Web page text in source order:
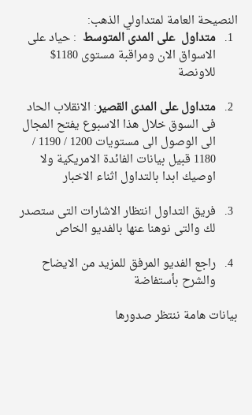
النصيحة العامة لمتداولي الذهب:
متداول  على المدى المتوسط
  : حياد على
الاسواق الان ومراقبة مستوى 1180$
للاونصة
متداول على المدى القصير: الانقلاب الحاد
فى السوق خلال هذا الاسبوع يفتح المجال
الى الوصول الى مستويات 1200 / 1190 /
1180 قبيل بيانات الفائدة الامريكية ولا
اوصيك ابدا بالتداول اثناء الاخبار
فريق التداول انتظار الاشارات التى ستصدر
لك والتى نوهنا عنها بالفديو الخاص
راجع الفديو المرفق للمزيد من الايضاح
والشرح بأستفاضة
بيانات هامة ننتظر صدورها